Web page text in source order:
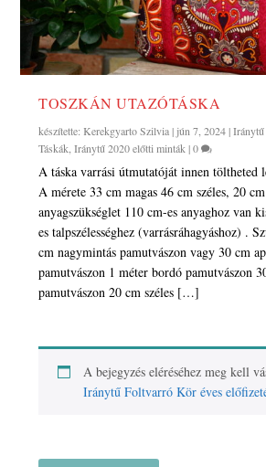
TOSZKÁN UTAZÓTÁSKA
készítette:Kerekgyarto Szilvia| jún 7, 2024|
Táskák,Iránytű 2020 előtti minták|0
A táska varrási útmutatóját innen töltheted
A mérete 33 cm magas 46 cm széles, 20
anyagszükséglet 110 cm-es anyaghoz van
es talpszélességhez (varrásráhagyáshoz) .
cm nagymintás pamutvászon vagy 30 cm
pamutvászon 1 méter bordó pamutvászon
pamutvászon 20 cm széles […]
A bejegyzés eléréséhez meg kell
Iránytű Foltvarró Kör éves